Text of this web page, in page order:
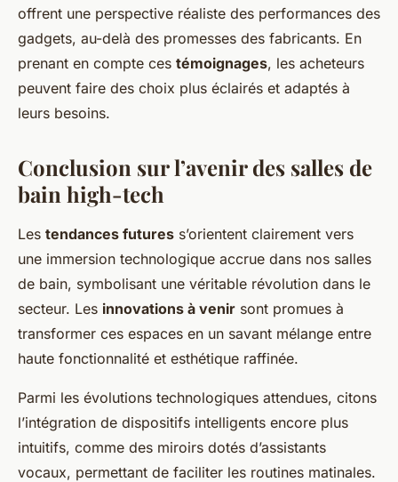
offrent une perspective réaliste des performances des
gadgets, au-delà des promesses des fabricants. En
prenant en compte ces témoignages, les acheteurs
peuvent faire des choix plus éclairés et adaptés à
leurs besoins.
Conclusion sur l’avenir des salles de
bain high-tech
Les tendances futures s’orientent clairement vers
une immersion technologique accrue dans nos salles
de bain, symbolisant une véritable révolution dans le
secteur. Les innovations à venir sont promues à
transformer ces espaces en un savant mélange entre
haute fonctionnalité et esthétique raffinée.
Parmi les évolutions technologiques attendues, citons
l’intégration de dispositifs intelligents encore plus
intuitifs, comme des miroirs dotés d’assistants
vocaux, permettant de faciliter les routines matinales.